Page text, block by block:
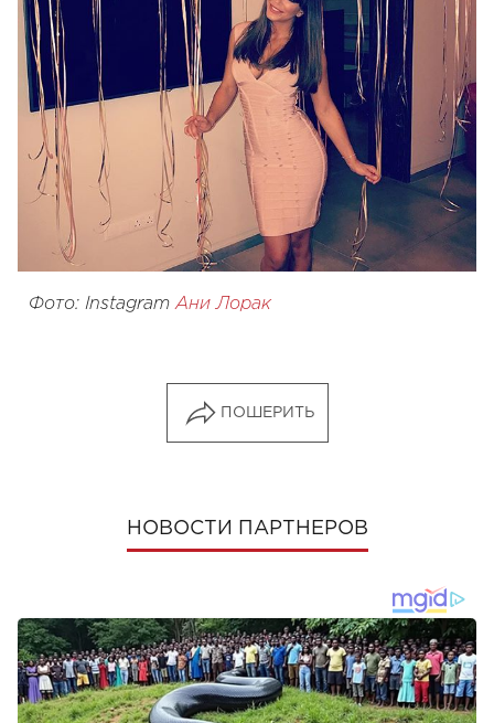
Фото: Instagram Ани Лорак
ПОШЕРИТЬ
НОВОСТИ ПАРТНЕРОВ